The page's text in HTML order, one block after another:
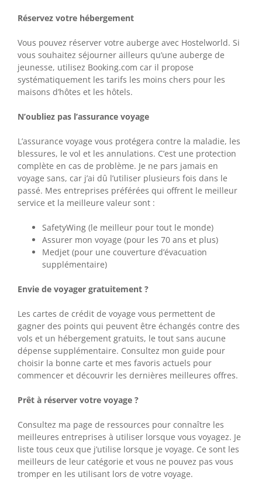
Réservez votre hébergement
Vous pouvez réserver votre auberge avec Hostelworld. Si
vous souhaitez séjourner ailleurs qu’une auberge de
jeunesse, utilisez Booking.com car il propose
systématiquement les tarifs les moins chers pour les
maisons d’hôtes et les hôtels.
N’oubliez pas l’assurance voyage
L’assurance voyage vous protégera contre la maladie, les
blessures, le vol et les annulations. C’est une protection
complète en cas de problème. Je ne pars jamais en
voyage sans, car j’ai dû l’utiliser plusieurs fois dans le
passé. Mes entreprises préférées qui offrent le meilleur
service et la meilleure valeur sont :
SafetyWing (le meilleur pour tout le monde)
Assurer mon voyage (pour les 70 ans et plus)
Medjet (pour une couverture d’évacuation
supplémentaire)
Envie de voyager gratuitement ?
Les cartes de crédit de voyage vous permettent de
gagner des points qui peuvent être échangés contre des
vols et un hébergement gratuits, le tout sans aucune
dépense supplémentaire. Consultez mon guide pour
choisir la bonne carte et mes favoris actuels pour
commencer et découvrir les dernières meilleures offres.
Prêt à réserver votre voyage ?
Consultez ma page de ressources pour connaître les
meilleures entreprises à utiliser lorsque vous voyagez. Je
liste tous ceux que j’utilise lorsque je voyage. Ce sont les
meilleurs de leur catégorie et vous ne pouvez pas vous
tromper en les utilisant lors de votre voyage.